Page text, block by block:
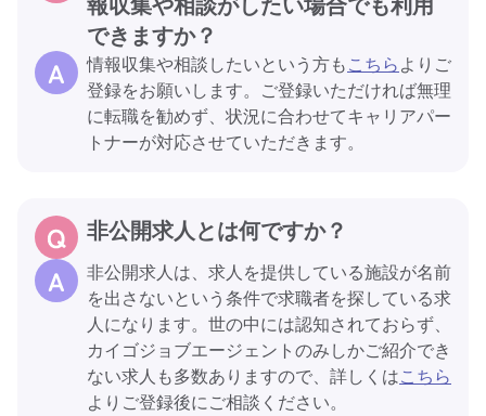
できますか？
情報収集や相談したいという方もこちらよりご
登録をお願いします。ご登録いただければ無理
に転職を勧めず、状況に合わせてキャリアパー
トナーが対応させていただきます。
非公開求人とは何ですか？
非公開求人は、求人を提供している施設が名前
を出さないという条件で求職者を探している求
人になります。世の中には認知されておらず、
カイゴジョブエージェントのみしかご紹介でき
ない求人も多数ありますので、詳しくはこちら
よりご登録後にご相談ください。